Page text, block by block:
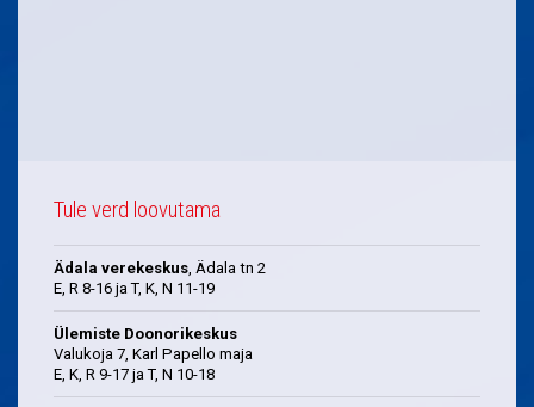
Tule verd loovutama
Ädala verekeskus, Ädala tn 2
E, R 8-16 ja T, K, N 11-19
Ülemiste Doonorikeskus
Valukoja 7, Karl Papello maja
E, K, R 9-17 ja T, N 10-18